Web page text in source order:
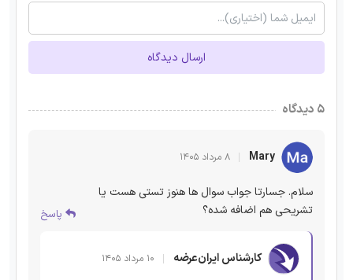
ارسال دیدگاه
۵ دیدگاه
Mary ۸ مرداد ۱۴۰۵
سلام. جسارتا جواب سوال ها هنوز تستی هست یا
تشریحی هم اضافه شده؟
پاسخ
کارشناس ایران‌عرضه ۱۰ مرداد ۱۴۰۵